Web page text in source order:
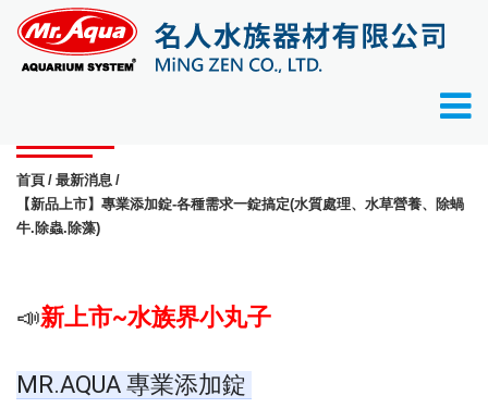
首頁
最新消息
【新品上市】專業添加錠-各種需求一錠搞定(水質處理、水草營養、除蝸
牛.除蟲.除藻)
📣新上市~水族界小丸子
MR.AQUA 專業添加錠